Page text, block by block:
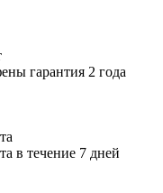
гарантия 2 года
в течение 7 дней